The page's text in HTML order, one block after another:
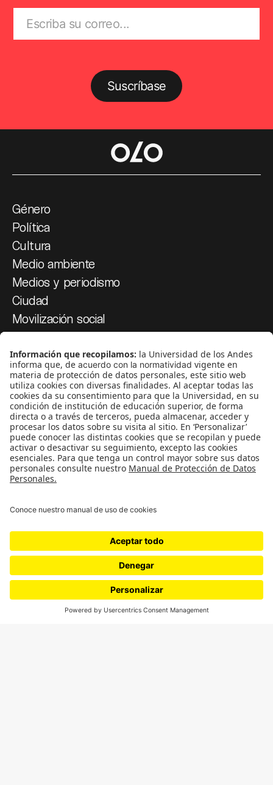
Suscríbase
Género
Política
Cultura
Medio ambiente
Medios y periodismo
Ciudad
Movilización social
¿Quiénes somos?
Podcasts
Ediciones especiales
Proyectos 070
SÍGUENOS
¿Quieres escribir en 070?
cerosetenta@uniandes.edu.co
BOGOTÁ, COLOMBIA